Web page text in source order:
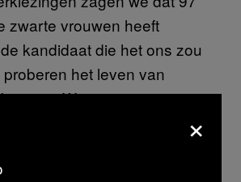
zwarte vrouwen heeft
kandidaat die het ons zou
het leven van
Witte stemmers
onze kant. 53 procent van
stemde voor Trump.
echt nog veel leren, kijk
×